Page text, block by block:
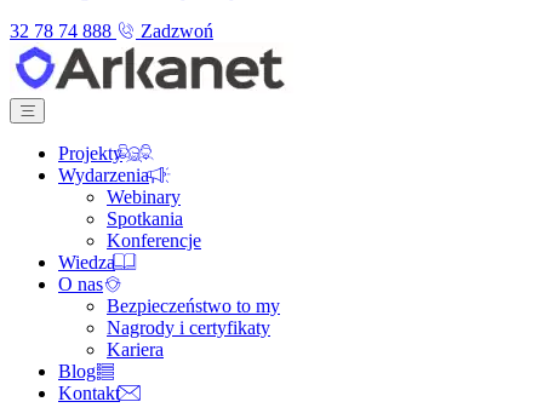
32 78 74 888
Zadzwoń
Projekty
Wydarzenia
Webinary
Spotkania
Konferencje
Wiedza
O nas
Bezpieczeństwo to my
Nagrody i certyfikaty
Kariera
Blog
Kontakt